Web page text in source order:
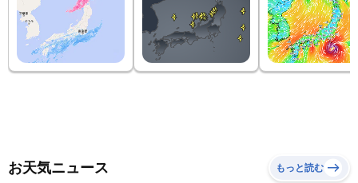
お天気ニュース もっと読む